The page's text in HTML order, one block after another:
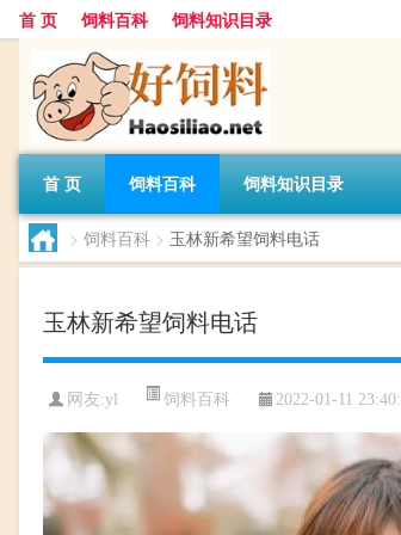
首 页 饲料百科 饲料知识目录
首 页 饲料百科 饲料知识目录
> 饲料百科 > 玉林新希望饲料电话
玉林新希望饲料电话
网友:yl 饲料百科 2022-01-11